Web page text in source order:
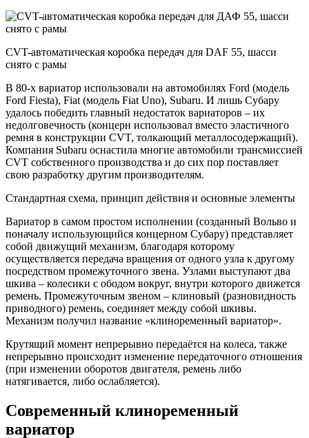
CVT-автоматическая коробка передач для DAF 55, шасси
снято с рамы
В 80-х вариатор использовали на автомобилях Ford (модель
Ford Fiesta), Fiat (модель Fiat Uno), Subaru. И лишь Субару
удалось победить главный недостаток вариаторов – их
недолговечность (концерн использовал вместо эластичного
ремня в конструкции CVT, толкающий металлосодержащий).
Компания Subaru оснастила многие автомобили трансмиссией
CVT собственного производства и до сих пор поставляет
свою разработку другим производителям.
Стандартная схема, принцип действия и основные элементы
Вариатор в самом простом исполнении (созданный Вольво и
поначалу использующийся концерном Субару) представляет
собой движущий механизм, благодаря которому
осуществляется передача вращения от одного узла к другому
посредством промежуточного звена. Узлами выступают два
шкива – колесики с ободом вокруг, внутри которого движется
ремень. Промежуточным звеном – клиновый (разновидность
приводного) ремень, соединяет между собой шкивы.
Механизм получил название «клиноременный вариатор».
Крутящий момент непрерывно передаётся на колеса, также
непрерывно происходит изменение передаточного отношения
(при изменении оборотов двигателя, ремень либо
натягивается, либо ослабляется).
Современный клиноременный
вариатор